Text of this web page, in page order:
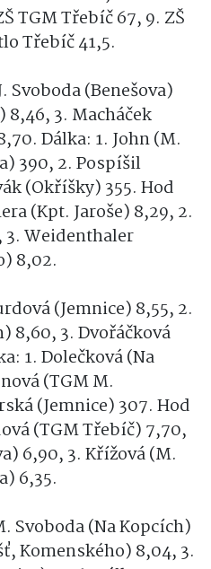
TGM Třebíč 67, 9. ZŠ
Třebíč 41,5.
Svoboda (Benešova)
8,46, 3. Macháček
Dálka: 1. John (M.
390, 2. Pospíšil
(Okříšky) 355. Hod
(Kpt. Jaroše) 8,29, 2.
3. Weidenthaler
8,02.
(Jemnice) 8,55, 2.
8,60, 3. Dvořáčková
1. Dolečková (Na
(TGM M.
(Jemnice) 307. Hod
(TGM Třebíč) 7,70,
6,90, 3. Křížová (M.
6,35.
Svoboda (Na Kopcích)
Komenského) 8,04, 3.